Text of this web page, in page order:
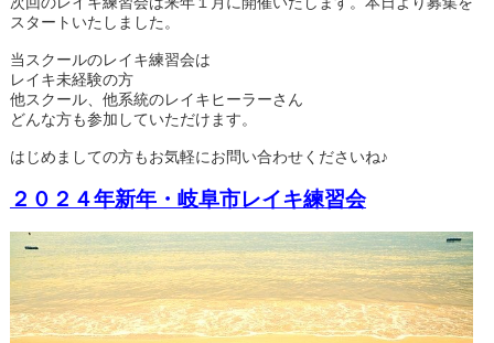
スタートいたしました。
当スクールのレイキ練習会は
レイキ未経験の方
他スクール、他系統のレイキヒーラーさん
どんな方も参加していただけます。
はじめましての方もお気軽にお問い合わせくださいね♪
２０２４年新年・岐阜市レイキ練習会